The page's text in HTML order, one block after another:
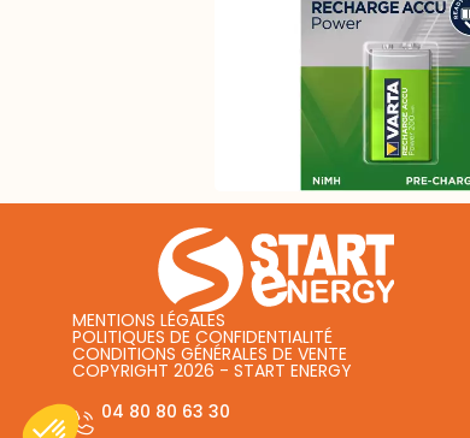
MENTIONS LÉGALES
POLITIQUES DE CONFIDENTIALITÉ
CONDITIONS GÉNÉRALES DE VENTE
COPYRIGHT 2026 - START ENERGY
04 80 80 63 30